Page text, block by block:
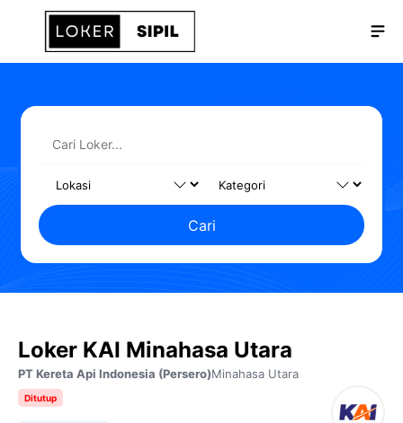
Langsung
Cari
Loker KAI Minahasa Utara
PT Kereta Api Indonesia (Persero)Minahasa Utara
Ditutup